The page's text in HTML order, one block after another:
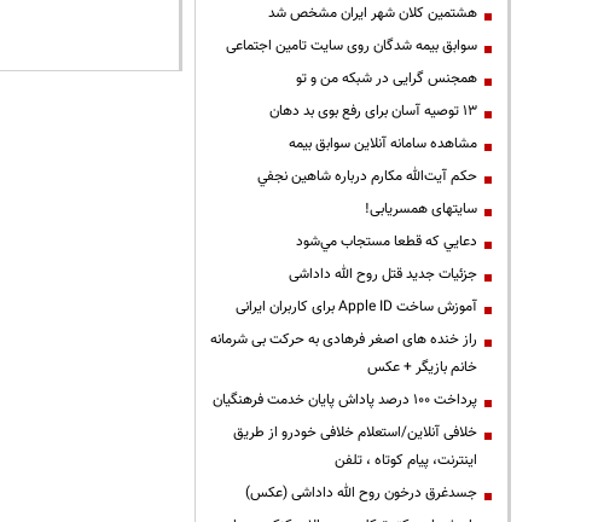
هشتمین کلان شهر ایران مشخص شد
سوابق بیمه شدگان روی سایت تامین اجتماعی
همجنس گرایی در شبکه من و تو
13 توصیه آسان برای رفع بوی بد دهان
مشاهده سامانه آنلاين سوابق بیمه
حكم آيت‌الله مكارم درباره شاهين نجفي
سایتهای همسریابی!
دعايي كه قطعا مستجاب مي‌شود
جزئیات جدید قتل روح الله داداشی
آموزش ساخت Apple ID برای کاربران ایرانی
راز خنده های اصغر فرهادی به حرکت بی شرمانه
خانم بازیگر + عکس
پرداخت ۱۰۰ درصد پاداش پایان خدمت فرهنگیان
خلافی آنلاین/استعلام خلافی خودرو از طریق
اینترنت، پیام کوتاه ، تلفن
جسدغرق درخون روح الله داداشی (عکس)